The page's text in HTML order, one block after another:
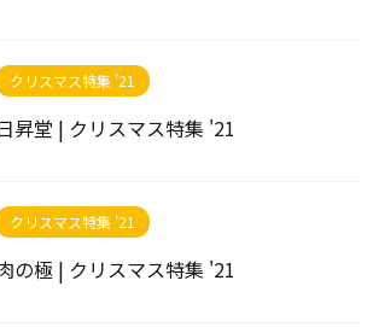
クリスマス特集 '21
昇堂 | クリスマス特集 '21
クリスマス特集 '21
の極 | クリスマス特集 '21